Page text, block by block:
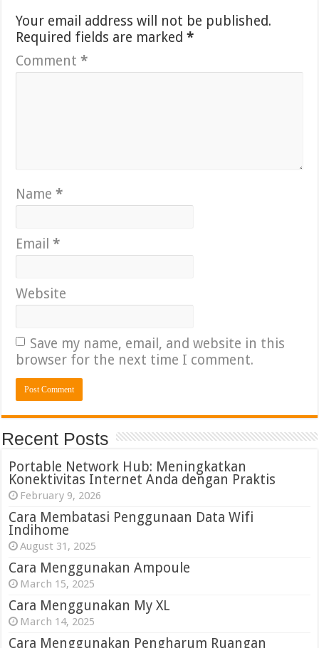
Your email address will not be published.
Required fields are marked*
Comment*
Name*
Email*
Website
Save my name, email, and website in this
browser for the next time I comment.
Recent Posts
Portable Network Hub: Meningkatkan
Konektivitas Internet Anda dengan Praktis
February 9, 2026
Cara Membatasi Penggunaan Data Wifi
Indihome
August 31, 2025
Cara Menggunakan Ampoule
March 15, 2025
Cara Menggunakan My XL
March 14, 2025
Cara Menggunakan Pengharum Ruangan